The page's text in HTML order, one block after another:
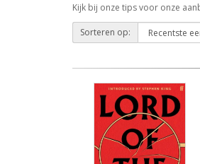
Kijk bij onze tips voor onze
Sorteren op: